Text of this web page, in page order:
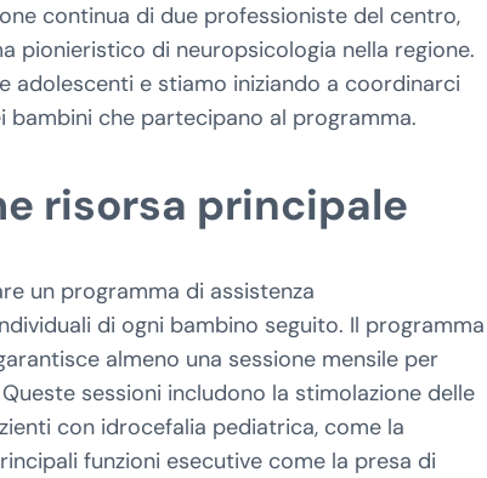
continua di due professioniste del centro,
pionieristico di neuropsicologia nella regione.
e stiamo iniziando a coordinarci
che partecipano al programma.
risorsa principale
un programma di assistenza
di ogni bambino seguito. Il programma
almeno una sessione mensile per
sessioni includono la stimolazione delle
con idrocefalia pediatrica, come la
funzioni esecutive come la presa di